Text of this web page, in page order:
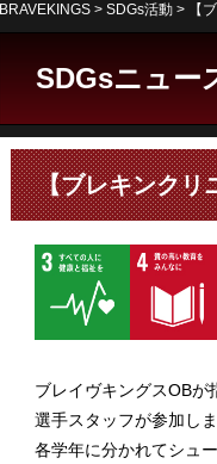
BRAVEKINGS > SDGs活動 > 【
SDGsニュー
【ブレキンクリ
ブレイヴキングスOBが
選手スタッフが参加しま
各学年に分かれてシュ